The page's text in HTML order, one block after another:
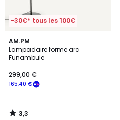
-30€* tous les 100€
AM.PM
Lampadaire forme arc
Funambule
165,40 €
299,00 €
3,3
/ 5
3,3
/